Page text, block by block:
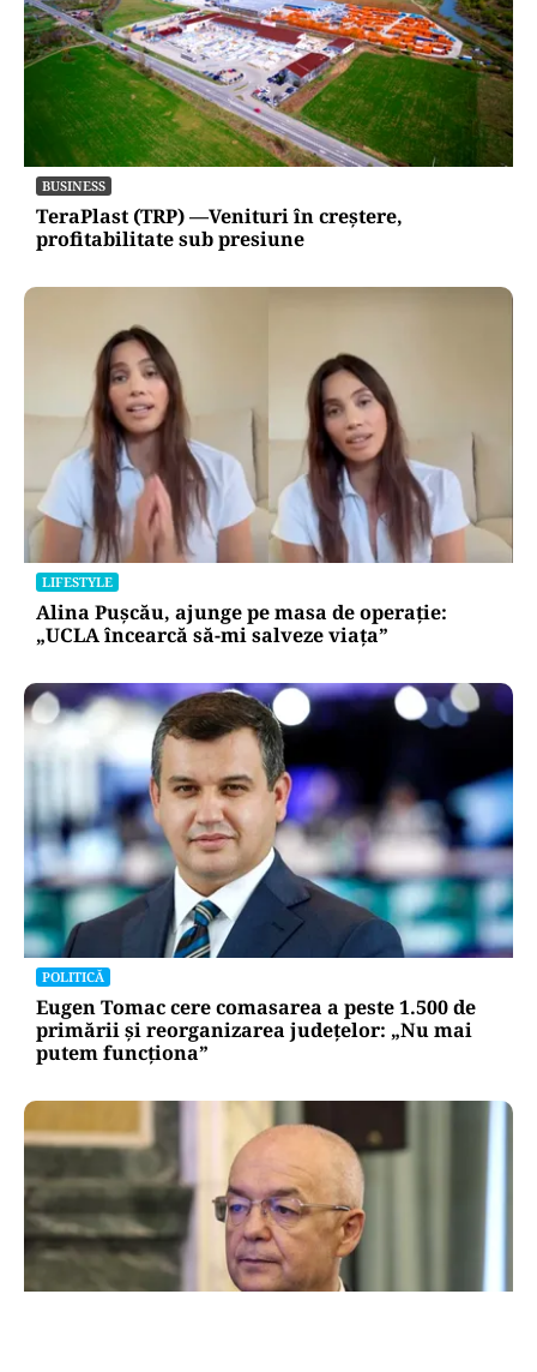
BUSINESS
TeraPlast (TRP) —Venituri în creștere,
profitabilitate sub presiune
LIFESTYLE
Alina Pușcău, ajunge pe masa de operație:
„UCLA încearcă să-mi salveze viața”
POLITICĂ
Eugen Tomac cere comasarea a peste 1.500 de
primării și reorganizarea județelor: „Nu mai
putem funcționa”